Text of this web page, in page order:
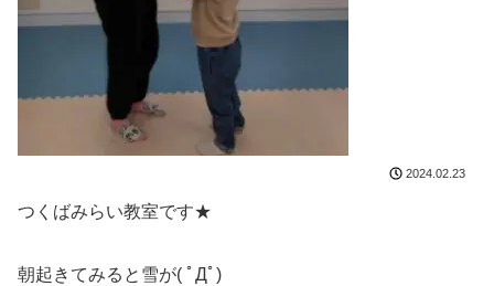
2024.02.23
つくばみらい教室です★
朝起きてみると雪が( ﾟДﾟ)